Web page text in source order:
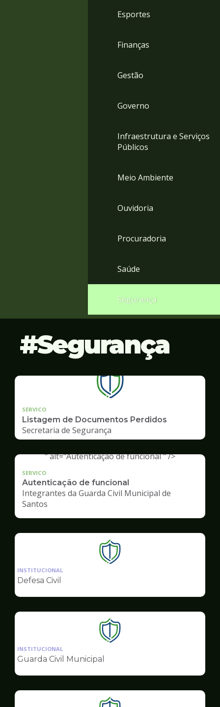
Esportes
Finanças
Gestão
Governo
Infraestrutura e Serviços
Públicos
Meio Ambiente
Ouvidoria
Procuradoria
Saúde
Segurança
Segurança
SERVICO
Listagem de Documentos Perdidos
Secretaria de Segurança
" alt="Autenticação de funcional " />
SERVICO
Autenticação de funcional
Integrantes da Guarda Civil Municipal de
Santos
Ilustração
da
Segurança
INSTITUCIONAL
Defesa Civil
Ilustração
da
Segurança
INSTITUCIONAL
Guarda Civil Municipal